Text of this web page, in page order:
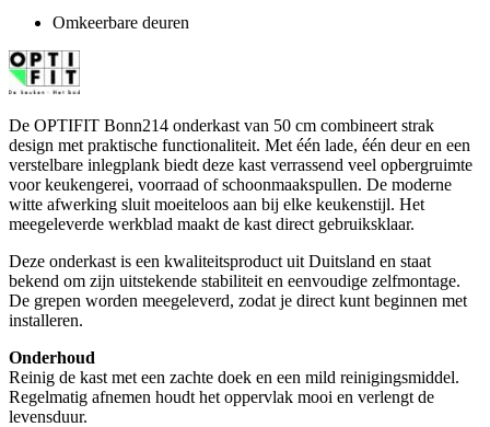
Omkeerbare deuren
De OPTIFIT Bonn214 onderkast van 50 cm combineert strak
design met praktische functionaliteit. Met één lade, één deur en een
verstelbare inlegplank biedt deze kast verrassend veel opbergruimte
voor keukengerei, voorraad of schoonmaakspullen. De moderne
witte afwerking sluit moeiteloos aan bij elke keukenstijl. Het
meegeleverde werkblad maakt de kast direct gebruiksklaar.
Deze onderkast is een kwaliteitsproduct uit Duitsland en staat
bekend om zijn uitstekende stabiliteit en eenvoudige zelfmontage.
De grepen worden meegeleverd, zodat je direct kunt beginnen met
installeren.
Onderhoud
Reinig de kast met een zachte doek en een mild reinigingsmiddel.
Regelmatig afnemen houdt het oppervlak mooi en verlengt de
levensduur.